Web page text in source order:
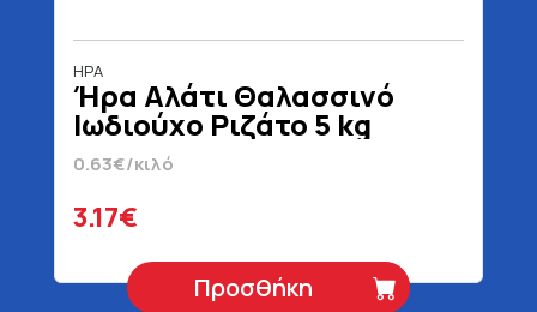
ΗΡΑ
Ήρα Αλάτι Θαλασσινό
Ιωδιούχο Ριζάτο 5 kg
0.63€/κιλό
3.17€
Προσθήκη